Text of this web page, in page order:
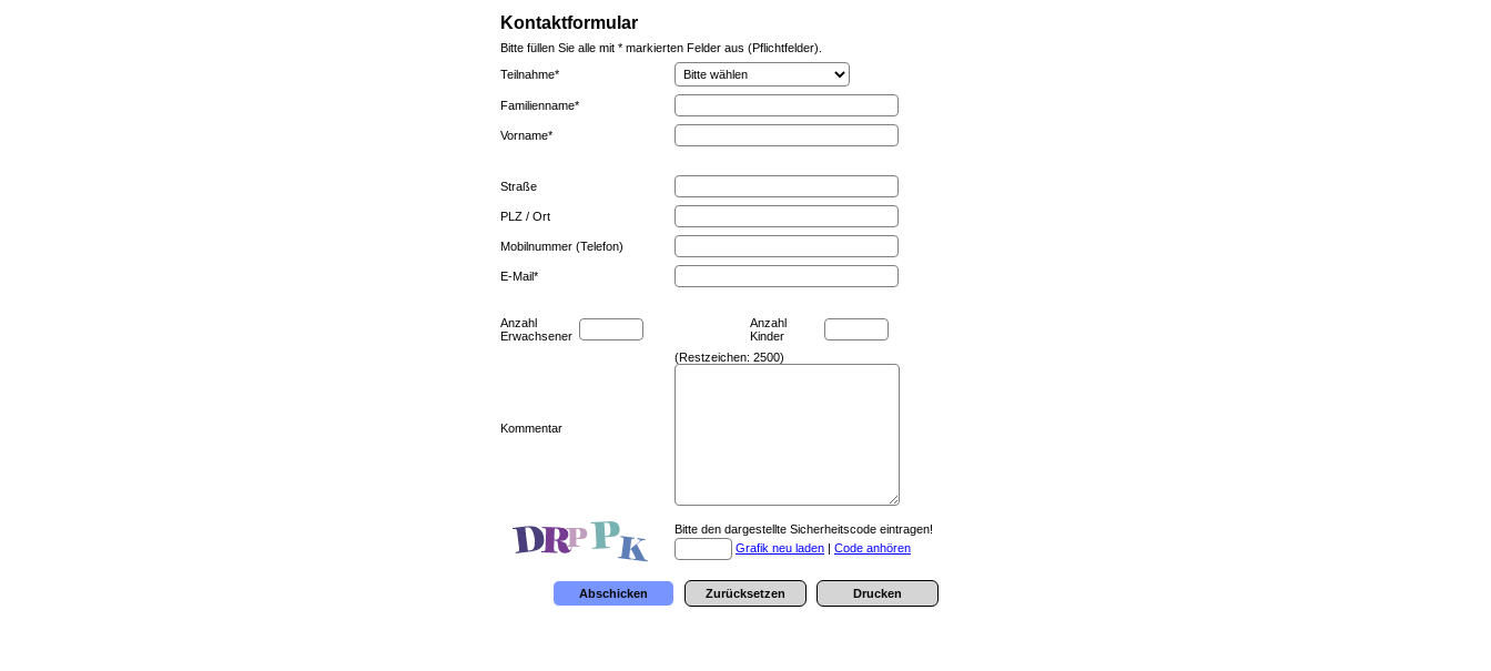
Kontaktformular
Bitte füllen Sie alle mit * markierten Felder aus (Pflichtfelder).
Teilnahme*
Familienname*
Vorname*
Straße
PLZ / Ort
Mobilnummer (Telefon)
E-Mail*
Anzahl
Erwachsener
Anzahl
Kinder
Kommentar
(Restzeichen: 2500)
Bitte den dargestellte Sicherheitscode eintragen!
Grafik neu laden | Code anhören